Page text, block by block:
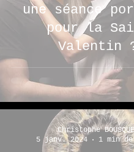
une séance
pour la
Valentin
Christophe
5 janv. 2024